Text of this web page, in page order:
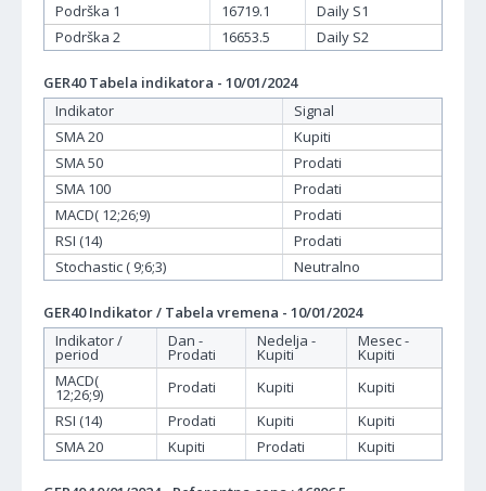
Podrška 1
16719.1
Daily S1
Podrška 2
16653.5 Daily S2
GER40 Tabela indikatora - 10/01/2024
Indikator
Signal
SMA 20
Kupiti
SMA 50
Prodati
SMA 100
Prodati
MACD( 12;26;9)
Prodati
RSI (14)
Prodati
Stochastic ( 9;6;3)
Neutralno
GER40 Indikator / Tabela vremena - 10/01/2024
Indikator /
period
Dan -
Prodati
Nedelja -
Kupiti
Mesec -
Kupiti
MACD(
12;26;9) Prodati Kupiti
Kupiti
RSI (14)
Prodati Kupiti
Kupiti
SMA 20
Kupiti Prodati Kupiti